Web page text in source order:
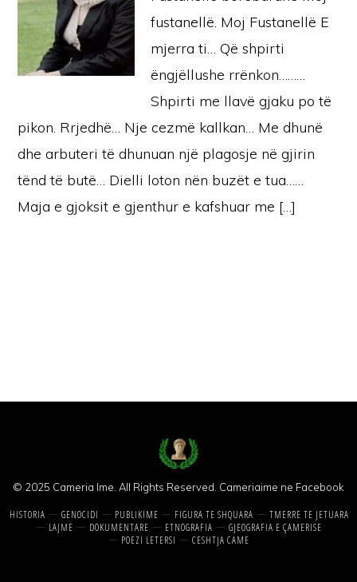
fustanellë. Moj Fustanellë E
mjerra ti… Që shpirti
ëngjëllushe rrënkon………
Shpirti me llavë gjaku po të
pikon. Rrjedhë… Nje cezmë kallkan… Me dhunë
dhe arbuteri të dhunuan një plagosje në gjirin
tënd të butë… Dielli loton nën buzët e tua……
Maja e gjoksit e gjenthur e kafshuar me […]
© 2025 Cameria Ime. All Rights Reserved. Cameriaime ne Facebook
HISTORIA GENOCIDI PUBLIKIME FIGURA TE SHQUARA
TMERRE TE JETUARA
LAJME
DOKUMENTARE ETNOGRAFIA
GJEOGRAFIA E ÇAMERISE
POEZI LETERSI
CESHTJA CAME